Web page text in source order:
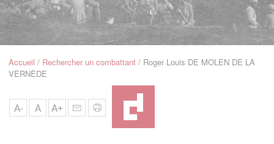
Navigation
Fil
Accueil Rechercher un combattant Roger Louis DE MOLEN DE LA
VERNÈDE
A- A A+